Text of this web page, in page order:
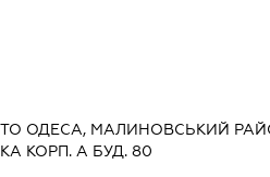
ОДЕСА, МАЛИНОВСЬКИЙ
КОРП. А БУД. 80